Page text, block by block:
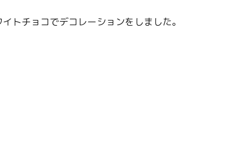
トチョコでデコレーションをしました。